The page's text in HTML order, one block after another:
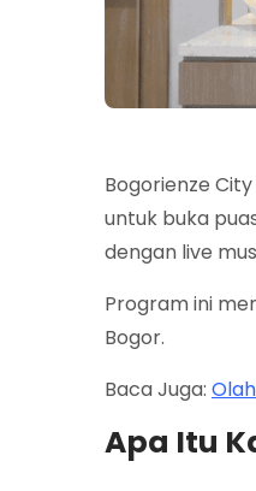
Bogorienze
untuk buka
dengan live
Program ini
Bogor.
Baca Juga:
Apa Itu